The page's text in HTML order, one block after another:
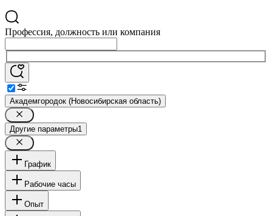
Профессия, должность или компания
Академгородок (Новосибирская область)
Другие параметры1
График
Рабочие часы
Опыт